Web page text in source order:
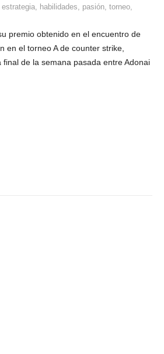
estrategia, habilidades, pasión, torneo,
premio obtenido en el encuentro de
en el torneo A de counter strike,
de la semana pasada entre Adonai